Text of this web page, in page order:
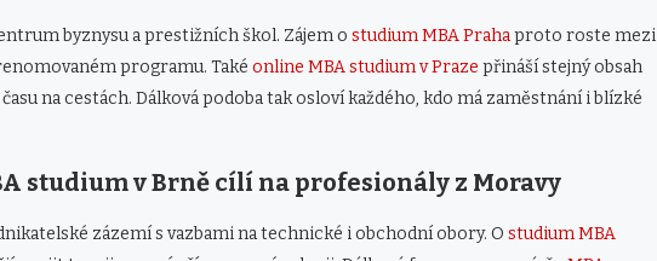
byznysu a prestižních škol. Zájem o studium MBA Prahaproto roste mezi
programu. Také online MBA studium v Praze přináší stejný obsah
na cestách. Dálková podoba tak osloví každého, kdo má zaměstnání i blízké
studium v Brně cílí na profesionály z Moravy
zázemí s vazbami na technické i obchodní obory. O studium MBA